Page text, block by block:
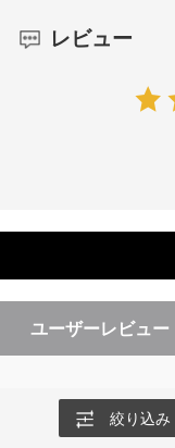
レビュー
ユーザーレビュー
絞り込み